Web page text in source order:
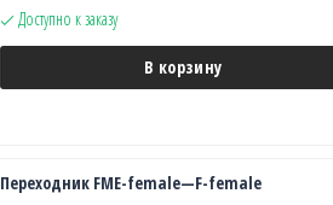
Доступно к заказу
В корзину
Переходник FME-female—F-female